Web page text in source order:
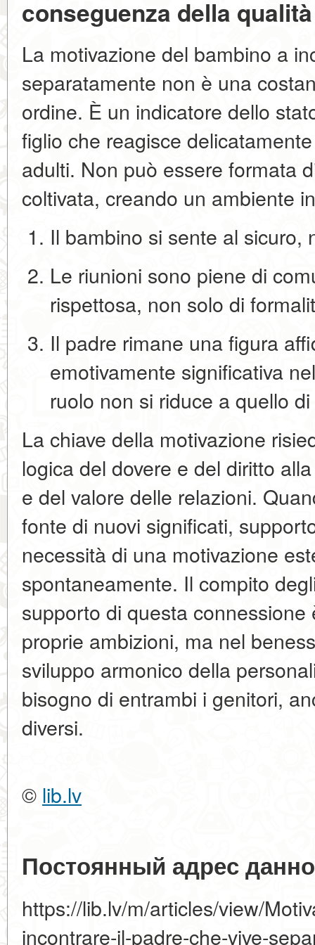
conseguenza della
La motivazione del bambino a
separatamente non è una
ordine. È un indicatore dello
figlio che reagisce
adulti. Non può essere formata
coltivata, creando un ambiente
Il bambino si sente al sicuro,
Le riunioni sono piene di
rispettosa, non solo di
Il padre rimane unafigura
emotivamente significativa
ruolo non si riduce a quello
La chiave della motivazione
logicadel dovere e del diritto
e del valore delle relazioni.
fonte di nuovi significati,
necessità di una motivazione
spontaneamente. Il compito
supporto di questa
proprie ambizioni, ma nel
sviluppo armonico della
bisogno di entrambi i genitori,
diversi.
© lib.lv
Постоянный адрес
https://lib.lv/m/articles/view/
incontrare-il-padre-che-vive-